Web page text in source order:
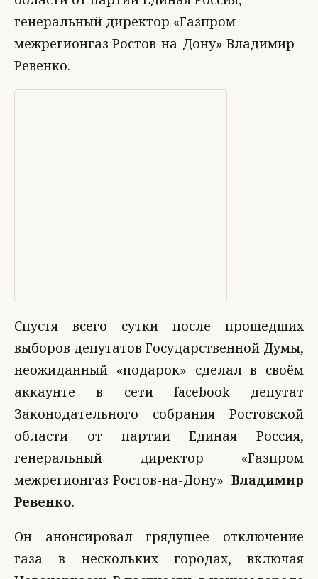
генеральный директор «Газпром
межрегионгаз Ростов-на-Дону» Владимир
Ревенко.
Спустя всего сутки после прошедших
выборов депутатов Государственной Думы,
неожиданный «подарок» сделал в своём
аккаунте в сети facebook депутат
Законодательного собрания Ростовской
области от партии Единая Россия,
генеральный директор «Газпром
межрегионгаз Ростов-на-Дону» Владимир
Ревенко.
Он анонсировал грядущее отключение
газа в нескольких городах, включая